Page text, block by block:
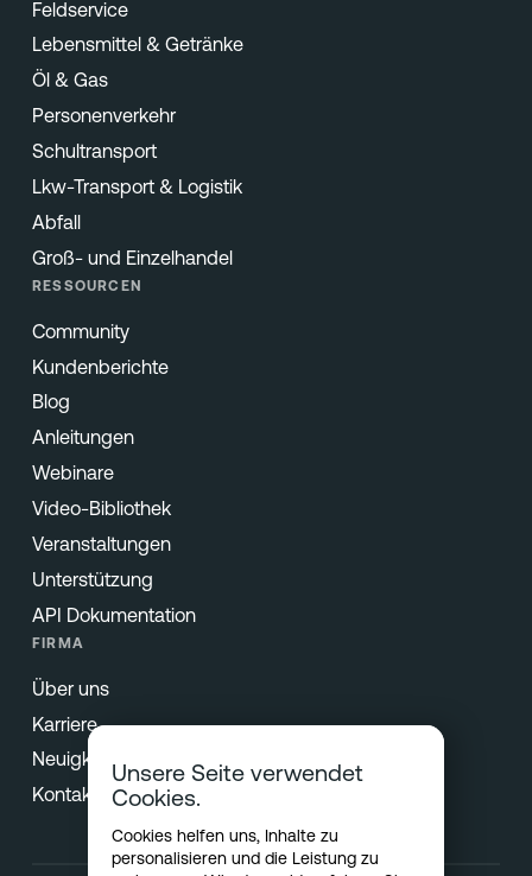
Feldservice
Lebensmittel & Getränke
Öl & Gas
Personenverkehr
Schultransport
Lkw-Transport & Logistik
Abfall
Groß- und Einzelhandel
RESSOURCEN
Community
Kundenberichte
Blog
Anleitungen
Webinare
Video-Bibliothek
Veranstaltungen
Unterstützung
API Dokumentation
FIRMA
Über uns
Karriere
Neuigkeiten & Presse
Kontakt
Unsere Seite verwendet
Cookies.
Cookies helfen uns, Inhalte zu
personalisieren und die Leistung zu